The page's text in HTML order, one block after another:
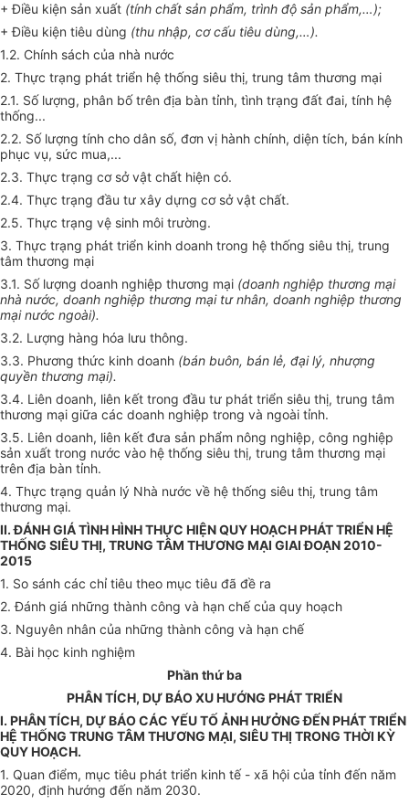
+ Điều kiện sản xuất (tính chất sản phẩm, trình độ sản phẩm,…);
+ Điều kiện tiêu dùng (thu nhập, cơ cấu tiêu dùng,…).
1.2. Chính sách của nhà nước
2. Thực trạng phát triển hệ thống siêu thị, trung tâm thương mại
2.1. Số lượng, phân bố trên địa bàn tỉnh, tình trạng đất đai, tính hệ
thống...
2.2. Số lượng tính cho dân số, đơn vị hành chính, diện tích, bán kính
phục vụ, sức mua,...
2.3. Thực trạng cơ sở vật chất hiện có.
2.4. Thực trạng đầu tư xây dựng cơ sở vật chất.
2.5. Thực trạng vệ sinh môi trường.
3. Thực trạng phát triển kinh doanh trong hệ thống siêu thị, trung
tâm thương mại
3.1. Số lượng doanh nghiệp thương mại (doanh nghiệp thương mại
nhà nước, doanh nghiệp thương mại tư nhân, doanh nghiệp thương
mại nước ngoài).
3.2. Lượng hàng hóa lưu thông.
3.3. Phương thức kinh doanh (bán buôn, bán lẻ, đại lý, nhượng
quyền thương mại).
3.4. Liên doanh, liên kết trong đầu tư phát triển siêu thị, trung tâm
thương mại giữa các doanh nghiệp trong và ngoài tỉnh.
3.5. Liên doanh, liên kết đưa sản phẩm nông nghiệp, công nghiệp
sản xuất trong nước vào hệ thống siêu thị, trung tâm thương mại
trên địa bàn tỉnh.
4. Thực trạng quản lý Nhà nước về hệ thống siêu thị, trung tâm
thương mại.
II. ĐÁNH GIÁ TÌNH HÌNH THỰC HIỆN QUY HOẠCH PHÁT TRIỂN HỆ
THỐNG SIÊU THỊ, TRUNG TÂM THƯƠNG MẠI GIAI ĐOẠN 2010-
2015
1. So sánh các chỉ tiêu theo mục tiêu đã đề ra
2. Đánh giá những thành công và hạn chế của quy hoạch
3. Nguyên nhân của những thành công và hạn chế
4. Bài học kinh nghiệm
Phần thứba
PHÂN TÍCH, DỰ BÁO XU HƯỚNG PHÁT TRIỂN
I. PHÂN TÍCH, DỰ BÁO CÁC YẾU TỐ ẢNH HƯỞNG ĐẾN PHÁT TRIỂN
HỆ THỐNG TRUNG TÂM THƯƠNG MẠI, SIÊU THỊ TRONG THỜI KỲ
QUY HOẠCH.
1. Quan điểm, mục tiêu phát triển kinh tế - xã hội của tỉnh đến năm
2020, định hướng đến năm 2030.